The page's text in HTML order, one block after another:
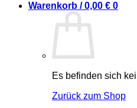
Warenkorb /0,00 € 0
Es befinden sich
Zurück zum Shop